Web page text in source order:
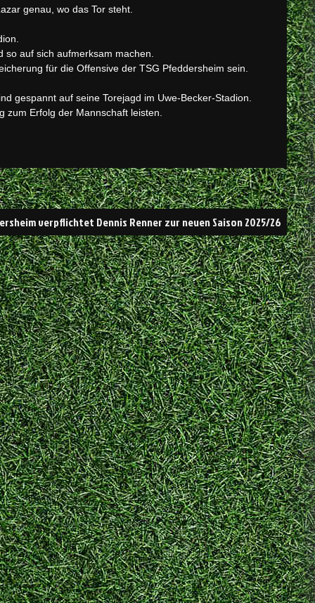
genau, wo das Tor steht.
auf sich aufmerksam machen.
für die Offensive der TSG Pfeddersheim sein.
gespannt auf seine Torejagd im Uwe-Becker-Stadion.
zum Erfolg der Mannschaft leisten.
verpflichtet Dennis Renner zur neuen Saison 2025/26